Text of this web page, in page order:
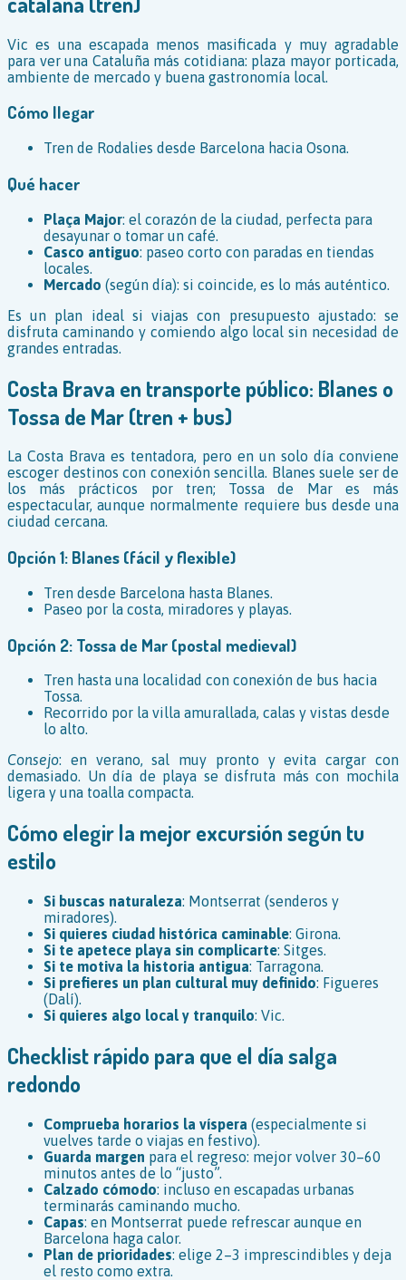
Vic es una escapada menos masificada y muy agradable
para ver una Cataluña más cotidiana: plaza mayor porticada,
ambiente de mercado y buena gastronomía local.
Cómo llegar
Tren de Rodalies desde Barcelona hacia Osona.
Qué hacer
Plaça Major: el corazón de la ciudad, perfecta para
desayunar o tomar un café.
Casco antiguo: paseo corto con paradas en tiendas
locales.
Mercado (según día): si coincide, es lo más auténtico.
Es un plan ideal si viajas con presupuesto ajustado: se
disfruta caminando y comiendo algo local sin necesidad de
grandes entradas.
Costa Brava en transporte público: Blanes o
Tossa de Mar (tren + bus)
La Costa Brava es tentadora, pero en un solo día conviene
escoger destinos con conexión sencilla. Blanes suele ser de
los más prácticos por tren; Tossa de Mar es más
espectacular, aunque normalmente requiere bus desde una
ciudad cercana.
Opción 1: Blanes (fácil y flexible)
Tren desde Barcelona hasta Blanes.
Paseo por la costa, miradores y playas.
Opción 2: Tossa de Mar (postal medieval)
Tren hasta una localidad con conexión de bus hacia
Tossa.
Recorrido por la villa amurallada, calas y vistas desde
lo alto.
Consejo: en verano, sal muy pronto y evita cargar con
demasiado. Un día de playa se disfruta más con mochila
ligera y una toalla compacta.
Cómo elegir la mejor excursión según tu
estilo
Si buscas naturaleza: Montserrat (senderos y
miradores).
Si quieres ciudad histórica caminable: Girona.
Si te apetece playa sin complicarte: Sitges.
Si te motiva la historia antigua: Tarragona.
Si prefieres un plan cultural muy definido: Figueres
(Dalí).
Si quieres algo local y tranquilo: Vic.
Checklist rápido para que el día salga
redondo
Comprueba horarios la víspera (especialmente si
vuelves tarde o viajas en festivo).
Guarda margen para el regreso: mejor volver 30–60
minutos antes de lo “justo”.
Calzado cómodo: incluso en escapadas urbanas
terminarás caminando mucho.
Capas: en Montserrat puede refrescar aunque en
Barcelona haga calor.
Plan de prioridades: elige 2–3 imprescindibles y deja
el resto como extra.